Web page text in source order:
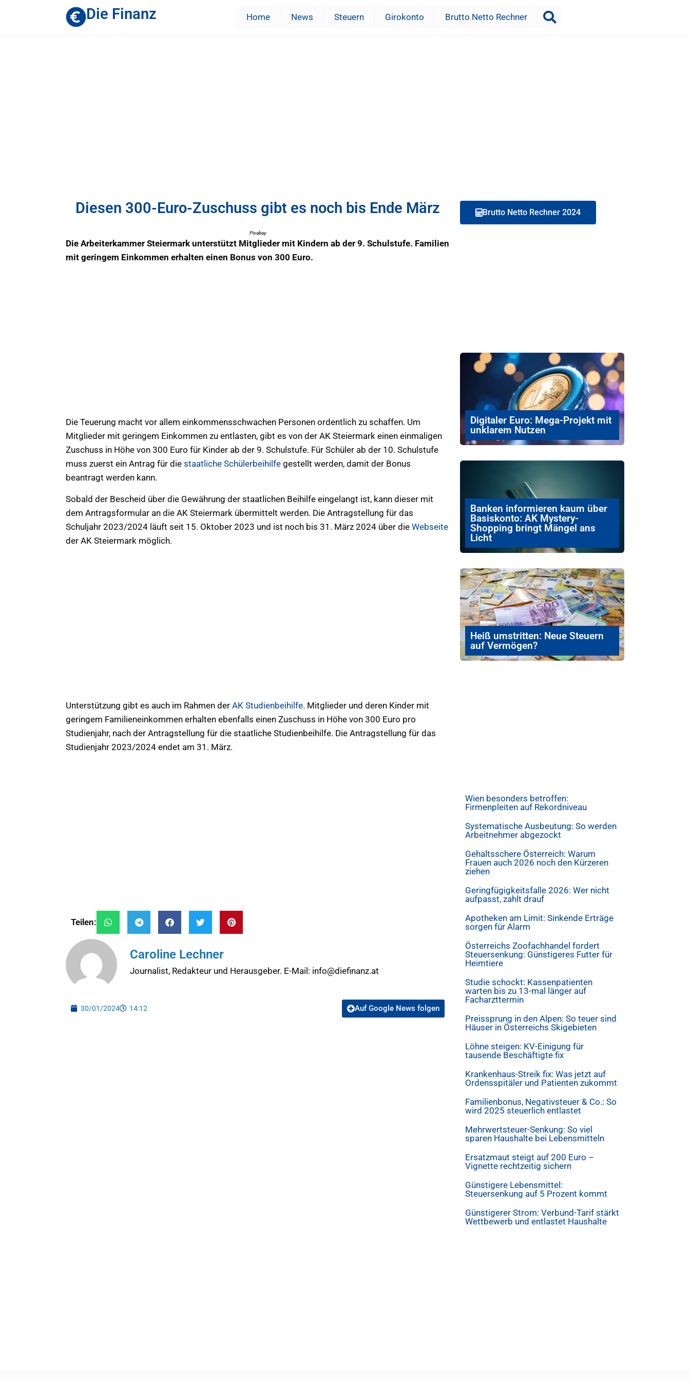
Die Finanz Home News Steuern Girokonto Brutto Netto Rechner
Diesen 300-Euro-Zuschuss gibt es noch bis Ende März
Pixabay
Die Arbeiterkammer Steiermark unterstützt Mitglieder mit Kindern ab der 9. Schulstufe. Familien
mit geringem Einkommen erhalten einen Bonus von 300 Euro.
Die Teuerung macht vor allem einkommensschwachen Personen ordentlich zu schaffen. Um
Mitglieder mit geringem Einkommen zu entlasten, gibt es von der AK Steiermark einen einmaligen
Zuschuss in Höhe von 300 Euro für Kinder ab der 9. Schulstufe. Für Schüler ab der 10. Schulstufe
muss zuerst ein Antrag für die staatliche Schülerbeihilfe gestellt werden, damit der Bonus
beantragt werden kann.
Sobald der Bescheid über die Gewährung der staatlichen Beihilfe eingelangt ist, kann dieser mit
dem Antragsformular an die AK Steiermark übermittelt werden. Die Antragstellung für das
Schuljahr 2023/2024 läuft seit 15. Oktober 2023 und ist noch bis 31. März 2024 über die Webseite
der AK Steiermark möglich.
Unterstützung gibt es auch im Rahmen der AK Studienbeihilfe. Mitglieder und deren Kinder mit
geringem Familieneinkommen erhalten ebenfalls einen Zuschuss in Höhe von 300 Euro pro
Studienjahr, nach der Antragstellung für die staatliche Studienbeihilfe. Die Antragstellung für das
Studienjahr 2023/2024 endet am 31. März.
Teilen:
Caroline Lechner
Journalist, Redakteur und Herausgeber. E-Mail: info@diefinanz.at
30/01/2024 14:12 Auf Google News folgen
Brutto Netto Rechner 2024
Digitaler Euro: Mega-Projekt mit
unklarem Nutzen
Banken informieren kaum über
Basiskonto: AK Mystery-
Shopping bringt Mängel ans
Licht
Heiß umstritten: Neue Steuern
auf Vermögen?
Wien besonders betroffen:
Firmenpleiten auf Rekordniveau
Systematische Ausbeutung: So werden
Arbeitnehmer abgezockt
Gehaltsschere Österreich: Warum
Frauen auch 2026 noch den Kürzeren
ziehen
Geringfügigkeitsfalle 2026: Wer nicht
aufpasst, zahlt drauf
Apotheken am Limit: Sinkende Erträge
sorgen für Alarm
Österreichs Zoofachhandel fordert
Steuersenkung: Günstigeres Futter für
Heimtiere
Studie schockt: Kassenpatienten
warten bis zu 13-mal länger auf
Facharzttermin
Preissprung in den Alpen: So teuer sind
Häuser in Österreichs Skigebieten
Löhne steigen: KV-Einigung für
tausende Beschäftigte fix
Krankenhaus-Streik fix: Was jetzt auf
Ordensspitäler und Patienten zukommt
Familienbonus, Negativsteuer & Co.: So
wird 2025 steuerlich entlastet
Mehrwertsteuer-Senkung: So viel
sparen Haushalte bei Lebensmitteln
Ersatzmaut steigt auf 200 Euro –
Vignette rechtzeitig sichern
Günstigere Lebensmittel:
Steuersenkung auf 5 Prozent kommt
Günstigerer Strom: Verbund-Tarif stärkt
Wettbewerb und entlastet Haushalte